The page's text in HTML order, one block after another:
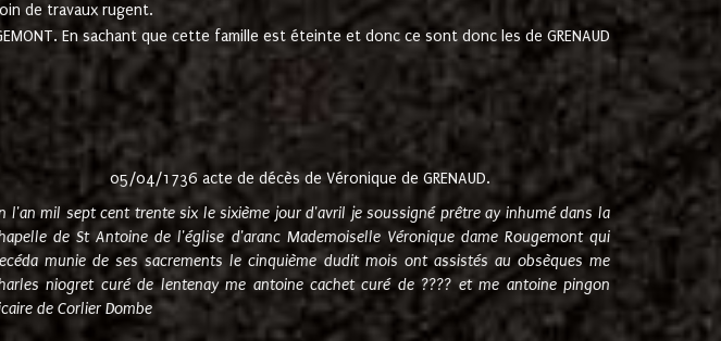
de travaux rugent.
En sachant que cette famille est éteinte et donc ce sont donc les de GRENAUD
05/04/1736 acte de décès de Véronique de GRENAUD.
l'an mil sept cent trente six le sixième jour d'avril je soussigné prêtre ay inhumé dans la
de St Antoine de l'église d'aranc Mademoiselle Véronique dame Rougemont qui
munie de ses sacrements le cinquième dudit mois ont assistés au obsèques me
niogret curé de lentenay me antoine cachet curé de ???? et me antoine pingon
de Corlier Dombe